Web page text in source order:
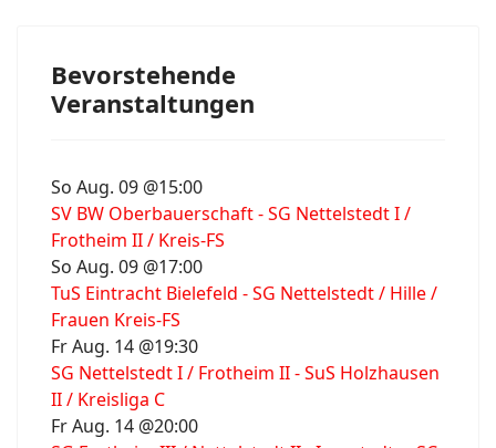
Bevorstehende
Veranstaltungen
So Aug. 09 @15:00
SV BW Oberbauerschaft - SG Nettelstedt I /
Frotheim II / Kreis-FS
So Aug. 09 @17:00
TuS Eintracht Bielefeld - SG Nettelstedt / Hille /
Frauen Kreis-FS
Fr Aug. 14 @19:30
SG Nettelstedt I / Frotheim II - SuS Holzhausen
II / Kreisliga C
Fr Aug. 14 @20:00